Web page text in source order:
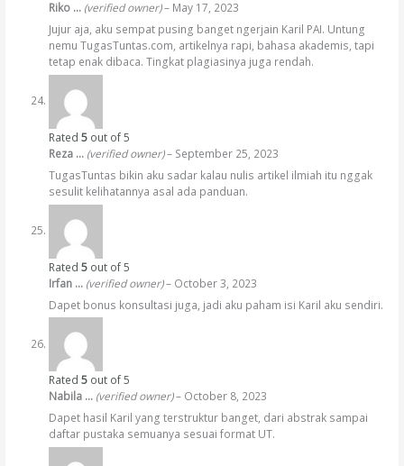
Riko … (verified owner) – May 17, 2023
Jujur aja, aku sempat pusing banget ngerjain Karil PAI. Untung
nemu TugasTuntas.com, artikelnya rapi, bahasa akademis, tapi
tetap enak dibaca. Tingkat plagiasinya juga rendah.
Rated 5out of 5
Reza … (verified owner) – September 25, 2023
TugasTuntas bikin aku sadar kalau nulis artikel ilmiah itu nggak
sesulit kelihatannya asal ada panduan.
Rated 5out of 5
Irfan … (verified owner) – October 3, 2023
Dapet bonus konsultasi juga, jadi aku paham isi Karil aku sendiri.
Rated 5out of 5
Nabila … (verified owner) – October 8, 2023
Dapet hasil Karil yang terstruktur banget, dari abstrak sampai
daftar pustaka semuanya sesuai format UT.